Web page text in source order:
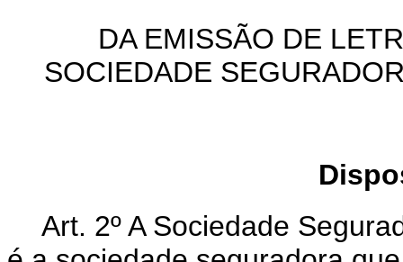
DA EMISSÃO DE
SOCIEDADE
Art. 2º A Sociedade